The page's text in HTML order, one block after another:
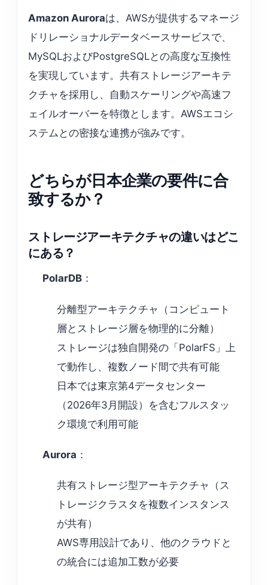
Amazon Auroraは、AWSが提供するマネージ
ドリレーショナルデータベースサービスで、
MySQLおよびPostgreSQLとの高度な互換性
を実現しています。共有ストレージアーキテ
クチャを採用し、自動スケーリングや高速フ
ェイルオーバーを特徴とします。AWSエコシ
ステムとの密接な連携が強みです。
どちらが日本企業の要件に合
致するか？
ストレージアーキテクチャの違いはどこ
にある？
PolarDB ：
分離型アーキテクチャ（コンピュート
層とストレージ層を物理的に分離）
ストレージは独自開発の「PolarFS」上
で動作し、複数ノード間で共有可能
日本では東京第4データセンター
（2026年3月開設）を含むフルスタッ
ク環境で利用可能
Aurora ：
共有ストレージ型アーキテクチャ（ス
トレージクラスタを複数インスタンス
が共有）
AWS専用設計であり、他のクラウドと
の統合には追加工数が必要